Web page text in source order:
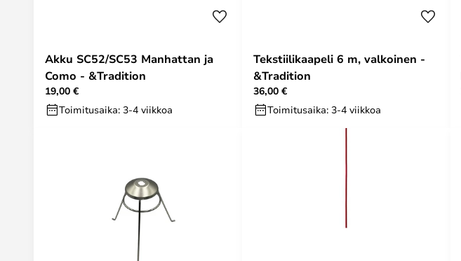
Akku SC52/SC53 Manhattan ja
Como - &Tradition
19,00 €
Toimitusaika: 3-4 viikkoa
Tekstiilikaapeli 6 m, valkoinen -
&Tradition
36,00 €
Toimitusaika: 3-4 viikkoa